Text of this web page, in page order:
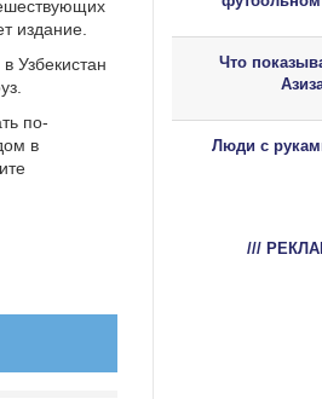
издание.
Узбекистан
по-
в
Что
Люди с
///